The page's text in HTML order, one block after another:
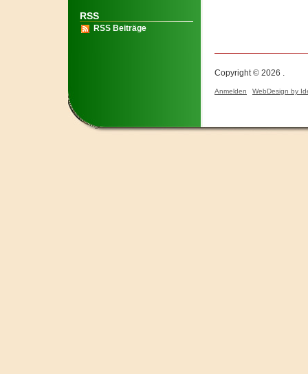
RSS
RSS Beiträge
Copyright © 2026 .
Anmelden WebDesign by